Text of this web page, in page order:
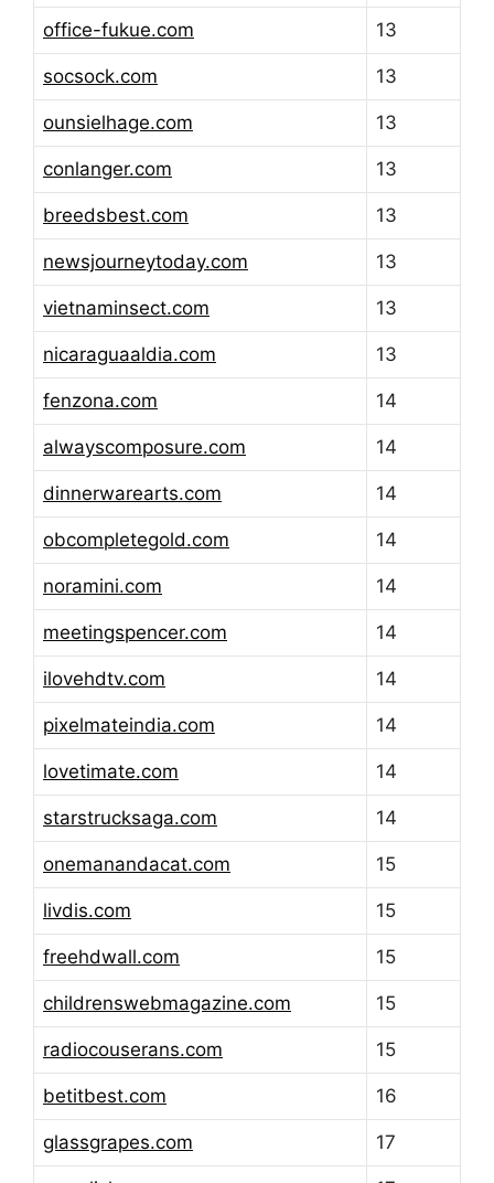
office-fukue.com 13
socsock.com 13
ounsielhage.com 13
conlanger.com 13
breedsbest.com 13
newsjourneytoday.com 13
vietnaminsect.com 13
nicaraguaaldia.com 13
fenzona.com 14
alwayscomposure.com 14
dinnerwarearts.com 14
obcompletegold.com 14
noramini.com 14
meetingspencer.com 14
ilovehdtv.com 14
pixelmateindia.com 14
lovetimate.com 14
starstrucksaga.com 14
onemanandacat.com 15
livdis.com 15
freehdwall.com 15
childrenswebmagazine.com 15
radiocouserans.com 15
betitbest.com 16
glassgrapes.com 17